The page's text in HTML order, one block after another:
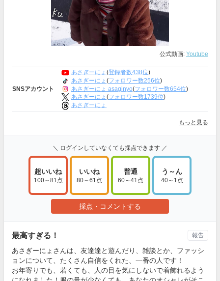
公式動画: Youtube
SNSアカウント
あさぎーにょ (登録者数438位)
あさぎーにょ (フォロワー数256位)
あさぎーにょ asaginyo(フォロワー数654位)
あさぎーにょ (フォロワー数1739位)
あさぎーにょ
もっと見る
＼ ログインしていなくても採点できます ／
超いいね
100～81点
いいね
80～61点
普通
60～41点
う～ん
40～1点
採点・コメントする
最高すぎる！
あさぎーにょさんは、友達達と遊んだり、雑談とか、ファッシ
ョンについて、たくさん自信をくれた、一番の人です！
お年寄りでも、若くても、人の目を気にしないで着飾れるよう
報告